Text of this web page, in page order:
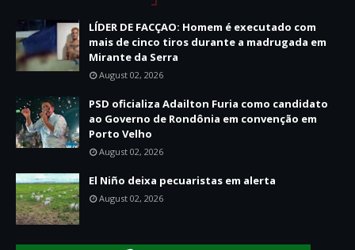
LÍDER DE FACÇAO: Homem é executado com
mais de cinco tiros durante a madrugada em
Mirante da Serra
August 02, 2026
PSD oficializa Adailton Furia como candidato
ao Governo de Rondônia em convenção em
Porto Velho
August 02, 2026
El Niño deixa pecuaristas em alerta
August 02, 2026